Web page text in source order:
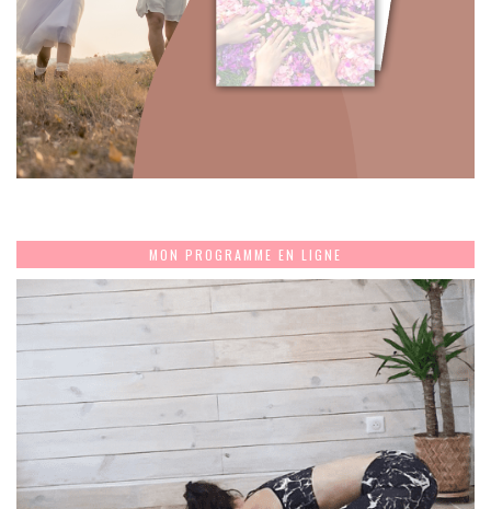
MON PROGRAMME EN LIGNE